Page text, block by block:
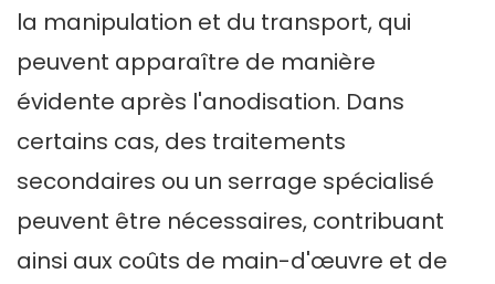
la manipulation et du transport, qui
peuvent apparaître de manière
évidente après l'anodisation. Dans
certains cas, des traitements
secondaires ou un serrage spécialisé
peuvent être nécessaires, contribuant
ainsi aux coûts de main-d'œuvre et de